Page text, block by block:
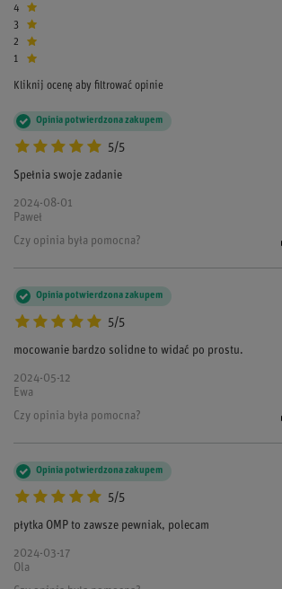
4
3
2
1
Kliknij ocenę aby filtrować opinie
5/5
Opinia potwierdzona zakupem
Spełnia swoje zadanie
2024-08-01
Paweł
Czy opinia była pomocna?
5/5
Opinia potwierdzona zakupem
mocowanie bardzo solidne to widać po prostu.
2024-05-12
Ewa
Czy opinia była pomocna?
5/5
Opinia potwierdzona zakupem
płytka OMP to zawsze pewniak, polecam
2024-03-17
Ola